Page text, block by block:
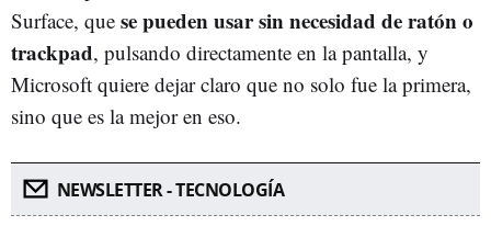
Surface, que se pueden usar sin necesidad de ratón o
trackpad, pulsando directamente en la pantalla, y
Microsoft quiere dejar claro que no solo fue la primera,
sino que es la mejor en eso.
NEWSLETTER - TECNOLOGÍA